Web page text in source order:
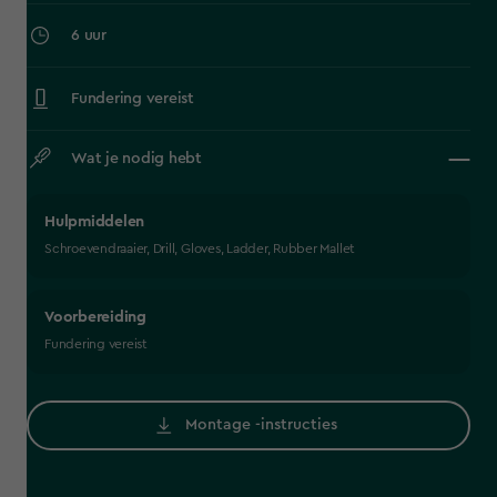
6 uur
Fundering vereist
Wat je nodig hebt
Hulpmiddelen
Schroevendraaier, Drill, Gloves, Ladder, Rubber Mallet
Voorbereiding
Fundering vereist
Montage -instructies